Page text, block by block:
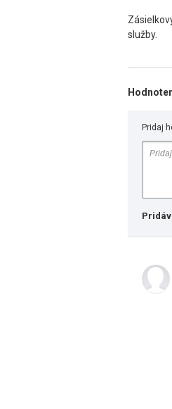
služby.
Pridaj